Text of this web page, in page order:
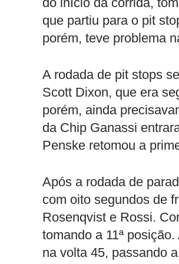
que partiu para o pit
porém, teve problema
A rodada de pit stops
Scott Dixon, que era
porém, ainda
da Chip Ganassi
Penske retomou a
Após a rodada de
com oito segundos de
Rosenqvist e Rossi.
tomando a 11ª
na volta 45, passando